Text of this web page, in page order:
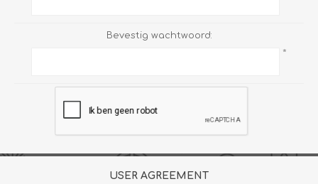
Bevestig wachtwoord:
*
USER AGREEMENT